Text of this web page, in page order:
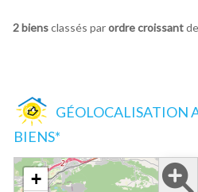
2 biensclassés parordre croissantde
GÉOLOCALISATION
BIENS*
+